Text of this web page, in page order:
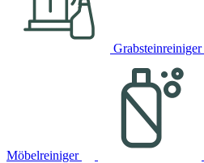
Grabsteinreiniger
Möbelreiniger